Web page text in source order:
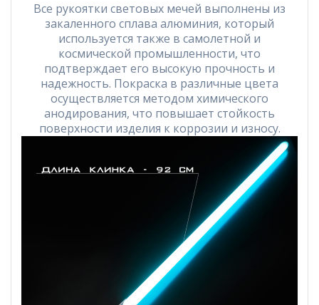
Все рукоятки световых мечей выполнены из
закаленного сплава алюминия, который
используется также в самолетной и
космической промышленности, что
подтверждает его высокую прочность и
надежность. Покраска в различные цвета
осуществляется методом химического
анодирования, что повышает стойкость
поверхности изделия к коррозии и износу.